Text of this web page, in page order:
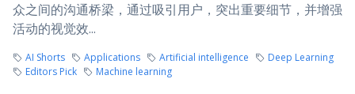
众之间的沟通桥梁，通过吸引用户，突出重要细节，并增强
活动的视觉效...
AI Shorts Applications Artificial intelligence
Deep Learning
Editors Pick
Machine learning